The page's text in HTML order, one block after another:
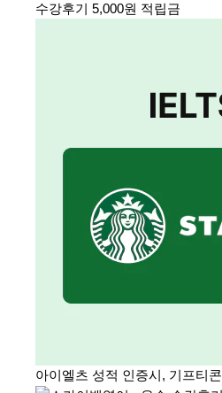
수강후기 5,000원 적립금
아이엘츠 성적 인증시, 기프티콘